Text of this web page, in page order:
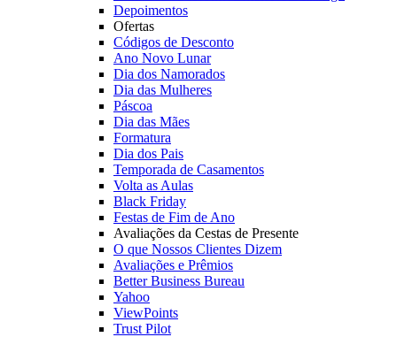
Depoimentos
Ofertas
Códigos de Desconto
Ano Novo Lunar
Dia dos Namorados
Dia das Mulheres
Páscoa
Dia das Mães
Formatura
Dia dos Pais
Temporada de Casamentos
Volta as Aulas
Black Friday
Festas de Fim de Ano
Avaliações da Cestas de Presente
O que Nossos Clientes Dizem
Avaliações e Prêmios
Better Business Bureau
Yahoo
ViewPoints
Trust Pilot